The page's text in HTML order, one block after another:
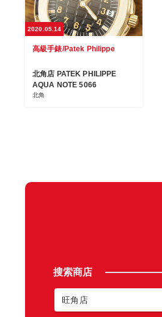
2020.05.14
高級手錶/Patek Philippe
北角店 PATEK PHILIPPE
AQUA NOTE 5066
北角
搜索商店
旺角店